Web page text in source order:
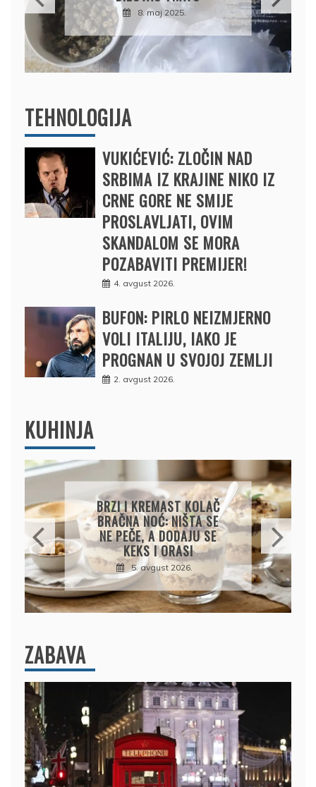
BRODOM
12. februar 2025.
TEHNOLOGIJA
VUKIĆEVIĆ: ZLOČIN NAD
SRBIMA IZ KRAJINE NIKO IZ
CRNE GORE NE SMIJE
PROSLAVLJATI, OVIM
SKANDALOM SE MORA
POZABAVITI PREMIJER!
4. avgust 2026.
BUFON: PIRLO NEIZMJERNO
VOLI ITALIJU, IAKO JE
PROGNAN U SVOJOJ ZEMLJI
2. avgust 2026.
KUHINJA
KREMASTA TJESTENINA
SA FETA SIROM I PEČENIM
PARADAJZOM
5. avgust 2026.
ZABAVA